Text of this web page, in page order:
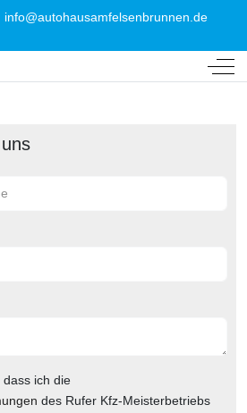
info@autohausamfelsenbrunnen.de
Off-
ich die
des Rufer Kfz-Meisterbetriebs